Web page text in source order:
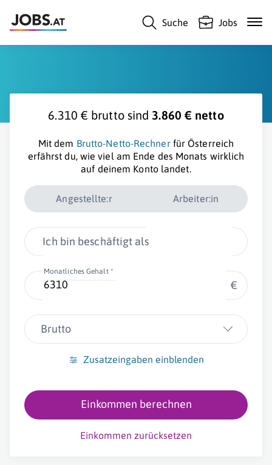
Suche Jobs
6.310 € brutto sind3.860 € netto
Mit dem Brutto-Netto-Rechnerfür Österreich
erfährst du, wie viel am Ende des Monats wirklich
auf deinem Konto landet.
Angestellte:r Arbeiter:in
Ich bin beschäftigt als
Monatliches Gehalt *
€
Brutto
Zusatzeingaben einblenden
Einkommen berechnen
Einkommen zurücksetzen